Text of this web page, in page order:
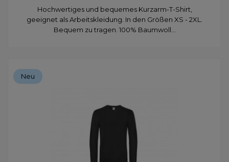
Hochwertiges und bequemes Kurzarm-T-Shirt,
geeignet als Arbeitskleidung. In den Größen XS - 2XL.
Bequem zu tragen. 100% Baumwoll...
Neu